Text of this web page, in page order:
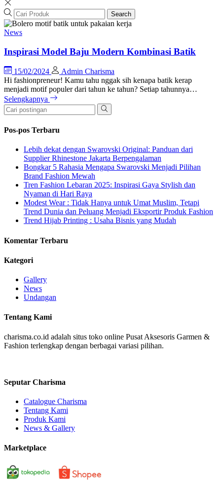
Search
News
Inspirasi Model Baju Modern Kombinasi Batik
15/02/2024
Admin Charisma
Hi fashionpreneur! Kamu tahu nggak sih kenapa batik kerap
menjadi motif populer dari tahun ke tahun? Setiap tahunnya…
Selengkapnya
Pos-pos Terbaru
Lebih dekat dengan Swarovski Original: Panduan dari
Supplier Rhinestone Jakarta Berpengalaman
Bongkar 5 Rahasia Mengapa Swarovski Menjadi Pilihan
Brand Fashion Mewah
Tren Fashion Lebaran 2025: Inspirasi Gaya Stylish dan
Nyaman di Hari Raya
Modest Wear : Tidak Hanya untuk Umat Muslim, Tetapi
Trend Dunia dan Peluang Menjadi Eksportir Produk Fashion
Trend Hijab Printing : Usaha Bisnis yang Mudah
Komentar Terbaru
Kategori
Gallery
News
Undangan
Tentang Kami
charisma.co.id adalah situs toko online Pusat Aksesoris Garmen &
Fashion terlengkap dengan berbagai variasi pilihan.
Seputar Charisma
Catalogue Charisma
Tentang Kami
Produk Kami
News & Gallery
Marketplace